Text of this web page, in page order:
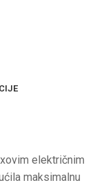
električnim
maksimalnu